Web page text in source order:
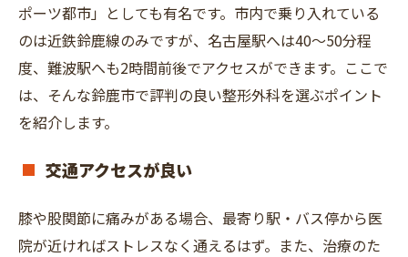
ポーツ都市」としても有名です。市内で乗り入れている
のは近鉄鈴鹿線のみですが、名古屋駅へは40～50分程
度、難波駅へも2時間前後でアクセスができます。ここで
は、そんな鈴鹿市で評判の良い整形外科を選ぶポイント
を紹介します。
交通アクセスが良い
膝や股関節に痛みがある場合、最寄り駅・バス停から医
院が近ければストレスなく通えるはず。また、治療のた